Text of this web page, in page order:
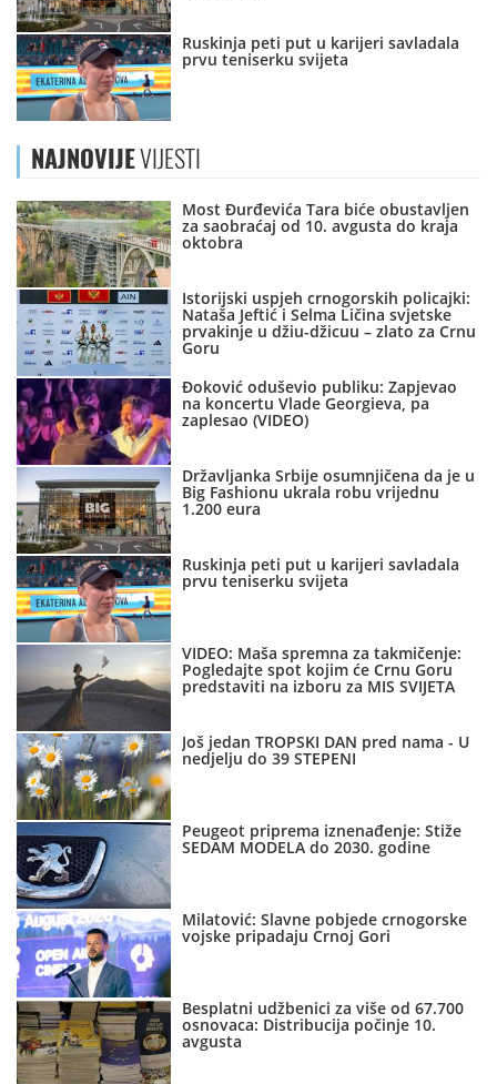
Ruskinja peti put u karijeri savladala
prvu teniserku svijeta
NAJNOVIJEVIJESTI
Most Đurđevića Tara biće obustavljen
za saobraćaj od 10. avgusta do kraja
oktobra
Istorijski uspjeh crnogorskih policajki:
Nataša Jeftić i Selma Ličina svjetske
prvakinje u džiu-džicuu – zlato za Crnu
Goru
Đoković oduševio publiku: Zapjevao
na koncertu Vlade Georgieva, pa
zaplesao (VIDEO)
Državljanka Srbije osumnjičena da je u
Big Fashionu ukrala robu vrijednu
1.200 eura
Ruskinja peti put u karijeri savladala
prvu teniserku svijeta
VIDEO: Maša spremna za takmičenje:
Pogledajte spot kojim će Crnu Goru
predstaviti na izboru za MIS SVIJETA
Još jedan TROPSKI DAN pred nama - U
nedjelju do 39 STEPENI
Peugeot priprema iznenađenje: Stiže
SEDAM MODELA do 2030. godine
Milatović: Slavne pobjede crnogorske
vojske pripadaju Crnoj Gori
Besplatni udžbenici za više od 67.700
osnovaca: Distribucija počinje 10.
avgusta